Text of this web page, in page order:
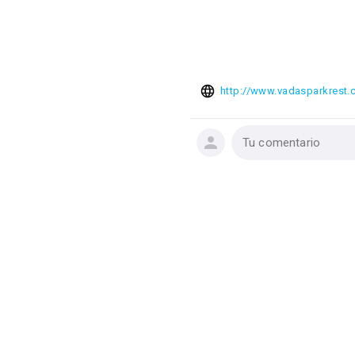
http://
Tu comentario